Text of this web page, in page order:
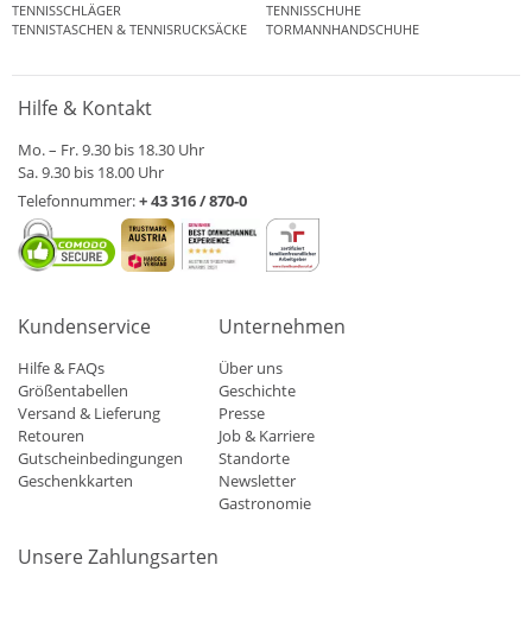
TENNISSCHLÄGER
TENNISSCHUHE
TENNISTASCHEN & TENNISRUCKSÄCKE
TORMANNHANDSCHUHE
Hilfe & Kontakt
Mo. – Fr. 9.30 bis 18.30 Uhr
Sa. 9.30 bis 18.00 Uhr
Telefonnummer:+ 43 316 / 870-0
Kundenservice
Hilfe & FAQs
Größentabellen
Versand & Lieferung
Retouren
Gutscheinbedingungen
Geschenkkarten
Unternehmen
Über uns
Geschichte
Presse
Job & Karriere
Standorte
Newsletter
Gastronomie
Unsere Zahlungsarten